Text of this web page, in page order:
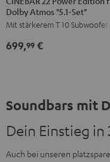
Power
Edition
für
Schwarz
Power
Edition
für
Set"
Weiß
Dolby Atmos "5.1-Set"
Mit stärkerem T 10 Subwoofer
699,99 €
Soundbars mit
Dein Einstieg in
Auch bei unseren